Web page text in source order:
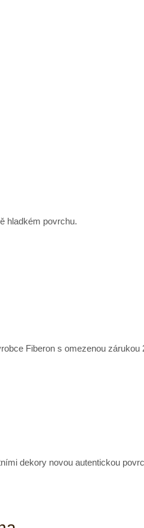
hladkém povrchu.
Fiberon s omezenou zárukou
dekory novou autentickou